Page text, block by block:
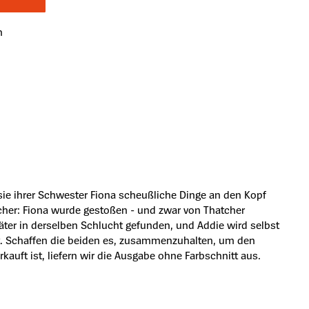
ihrer Schwester Fiona scheußliche Dinge an den Kopf
Fiona wurde gestoßen - und zwar von Thatcher
in derselben Schlucht gefunden, und Addie wird selbst
die beiden es, zusammenzuhalten, um den
ist, liefern wir die Ausgabe ohne Farbschnitt aus.